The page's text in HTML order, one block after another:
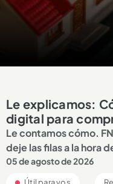
Le explicamos:
digital para
Le contamos cómo.
deje las filas a la hora
05 de agosto de 2026
Útil para vos